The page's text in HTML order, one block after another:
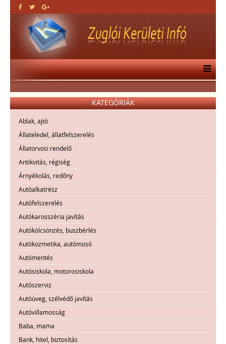
KATEGÓRIÁK
Ablak, ajtó
Állateledel, állatfelszerelés
Állatorvosi rendelő
Antikvitás, régiség
Árnyékolás, redőny
Autóalkatrész
Autófelszerelés
Autókarosszéria javítás
Autókölcsönzés, buszbérlés
Autókozmetika, autómosó
Autómentés
Autósiskola, motorosiskola
Autószerviz
Autóüveg, szélvédő javítás
Autóvillamosság
Baba, mama
Bank, hitel, biztosítás